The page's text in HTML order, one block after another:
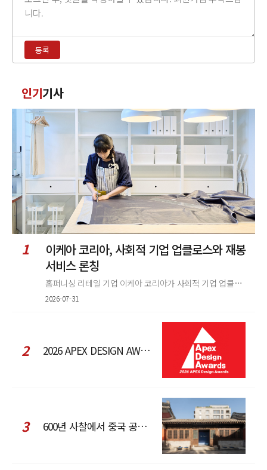
력
등록
글
인기기사
1
이케아 코리아, 사회적 기업 업클로스와 재봉
서비스 론칭
홈퍼니싱 리테일 기업 이케아 코리아가 사회적 기업 업클로스(Upcloth)와 협력해 재봉 서비스를 선보인다. 이번 협업은 이케
2026-07-31
2 2026 APEX DESIGN AWARDS
3 600년 사찰에서 중국 공예와 현대 패션을 직조한 ZARA x Fanglu Lin Pop-Up